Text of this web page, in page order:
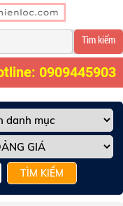
Tìm kiếm
0909445903
TÌM KIẾM